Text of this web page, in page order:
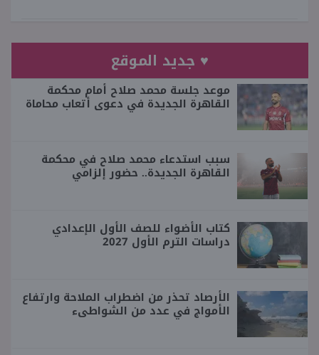
♥ جديد الموقع
موعد جلسة محمد صلاح أمام محكمة
القاهرة الجديدة في دعوى أتعاب محاماة
سبب استدعاء محمد صلاح في محكمة
القاهرة الجديدة.. حضور إلزامي
كتاب الأضواء للصف الأول الإعدادي
دراسات الترم الأول 2027
الأرصاد تحذر من اضطراب الملاحة وارتفاع
الأمواج في عدد من الشواطىء